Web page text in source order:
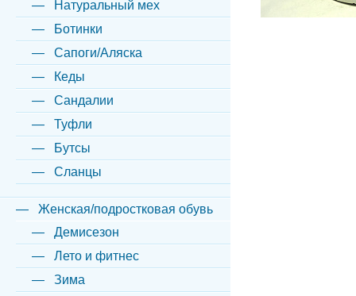
Натуральный мех
Ботинки
Сапоги/Аляска
Кеды
Сандалии
Туфли
Бутсы
Сланцы
Женская/подростковая обувь
Демисезон
Лето и фитнес
Зима